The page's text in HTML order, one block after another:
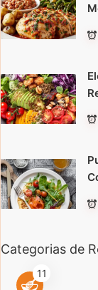
Categorias de
11